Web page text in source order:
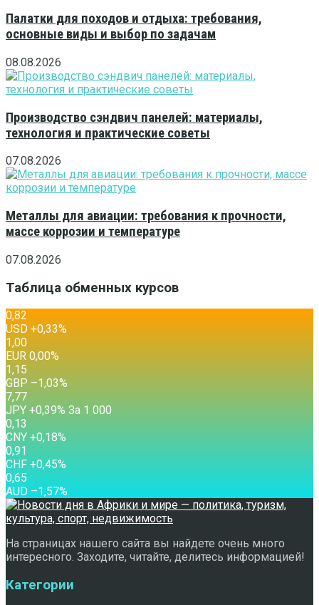
Палатки для походов и отдыха: требования,
основные виды и выбор по задачам
08.08.2026
Производство сэндвич панелей: материалы,
технология и практические советы
07.08.2026
Металлы для авиации: требования к прочности,
массе коррозии и температуре
07.08.2026
Таблица обменных курсов
0,82
USD +0,33%
1,00
EUR 0,00%
1,15
GBP –1,03%
7,77
JPY +0,39% За 1 000
0,13
CNY +0,18%
0,91
CHF +0,45%
0,65
AUD –1,57%
На страницах нашего сайта вы найдете очень много
интересного. Заходите, читайте, делитесь информацией!
Категории